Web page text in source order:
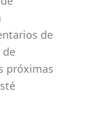
de
de
próximas